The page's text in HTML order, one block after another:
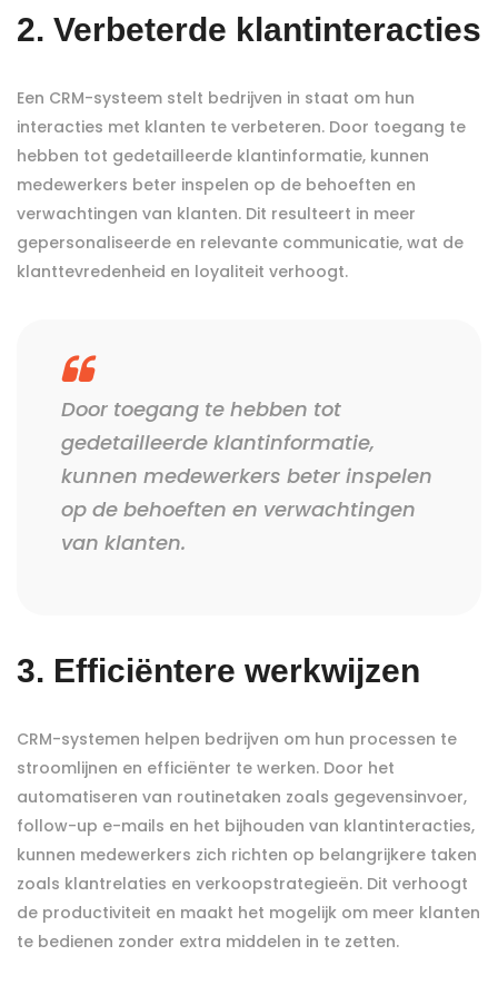
2. Verbeterde klantinteracties
Een CRM-systeem stelt bedrijven in staat om hun
interacties met klanten te verbeteren. Door toegang te
hebben tot gedetailleerde klantinformatie, kunnen
medewerkers beter inspelen op de behoeften en
verwachtingen van klanten. Dit resulteert in meer
gepersonaliseerde en relevante communicatie, wat de
klanttevredenheid en loyaliteit verhoogt.
Door toegang te hebben tot
gedetailleerde klantinformatie,
kunnen medewerkers beter inspelen
op de behoeften en verwachtingen
van klanten.
3. Efficiëntere werkwijzen
CRM-systemen helpen bedrijven om hun processen te
stroomlijnen en efficiënter te werken. Door het
automatiseren van routinetaken zoals gegevensinvoer,
follow-up e-mails en het bijhouden van klantinteracties,
kunnen medewerkers zich richten op belangrijkere taken
zoals klantrelaties en verkoopstrategieën. Dit verhoogt
de productiviteit en maakt het mogelijk om meer klanten
te bedienen zonder extra middelen in te zetten.